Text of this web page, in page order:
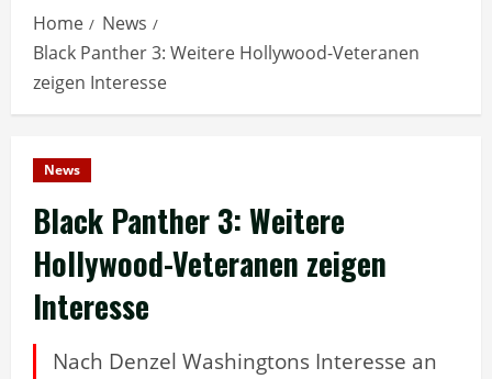
Home
News
Black Panther 3: Weitere Hollywood-Veteranen
zeigen Interesse
News
Black Panther 3: Weitere
Hollywood-Veteranen zeigen
Interesse
Nach Denzel Washingtons Interesse an